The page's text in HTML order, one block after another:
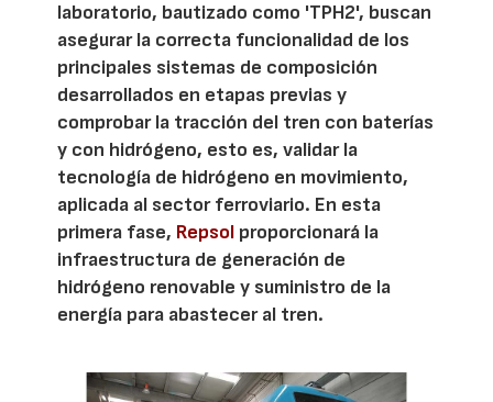
laboratorio, bautizado como 'TPH2', buscan
asegurar la correcta funcionalidad de los
principales sistemas de composición
desarrollados en etapas previas y
comprobar la tracción del tren con baterías
y con hidrógeno, esto es, validar la
tecnología de hidrógeno en movimiento,
aplicada al sector ferroviario. En esta
primera fase, Repsol proporcionará la
infraestructura de generación de
hidrógeno renovable y suministro de la
energía para abastecer al tren.